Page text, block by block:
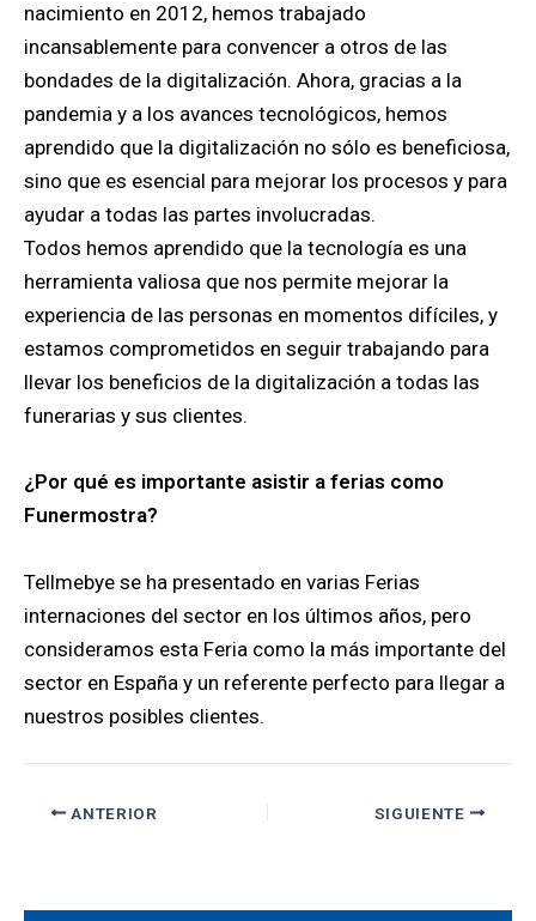
nacimiento en 2012, hemos trabajado
incansablemente para convencer a otros de las
bondades de la digitalización. Ahora, gracias a la
pandemia y a los avances tecnológicos, hemos
aprendido que la digitalización no sólo es beneficiosa,
sino que es esencial para mejorar los procesos y para
ayudar a todas las partes involucradas.
Todos hemos aprendido que la tecnología es una
herramienta valiosa que nos permite mejorar la
experiencia de las personas en momentos difíciles, y
estamos comprometidos en seguir trabajando para
llevar los beneficios de la digitalización a todas las
funerarias y sus clientes.
¿Por qué es importante asistir a ferias como
Funermostra?
Tellmebye se ha presentado en varias Ferias
internaciones del sector en los últimos años, pero
consideramos esta Feria como la más importante del
sector en España y un referente perfecto para llegar a
nuestros posibles clientes.
ANTERIOR SIGUIENTE